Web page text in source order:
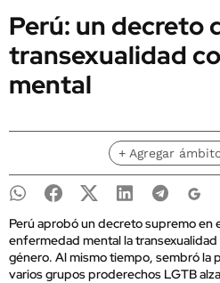
Perú: un decreto
transexualidad
mental
+ Agregar
Perú aprobó un decreto supremo en
enfermedad mental la
género. Al mismo tiempo, sembró la
varios grupos proderechos LGTB